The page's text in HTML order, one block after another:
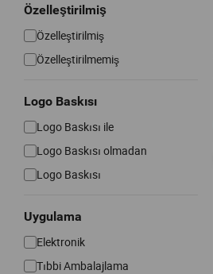
Özelleştirilmiş
Özelleştirilmiş
Özelleştirilmemiş
Logo Baskısı
Logo Baskısı ile
Logo Baskısı olmadan
Logo Baskısı
Uygulama
Elektronik
Tıbbi Ambalajlama